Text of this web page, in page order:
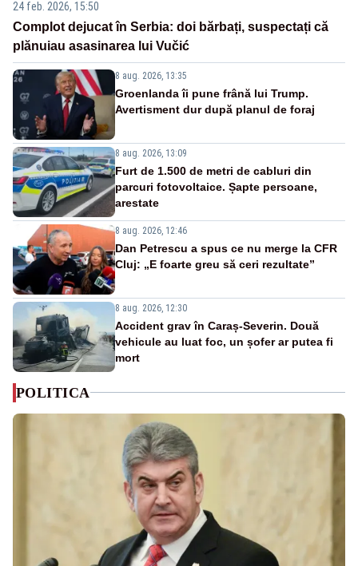
24 feb. 2026, 15:50
Complot dejucat în Serbia: doi bărbați, suspectați că
plănuiau asasinarea lui Vučić
8 aug. 2026, 13:35
Groenlanda îi pune frână lui Trump.
Avertisment dur după planul de foraj
8 aug. 2026, 13:09
Furt de 1.500 de metri de cabluri din
parcuri fotovoltaice. Șapte persoane,
arestate
8 aug. 2026, 12:46
Dan Petrescu a spus ce nu merge la CFR
Cluj: „E foarte greu să ceri rezultate”
8 aug. 2026, 12:30
Accident grav în Caraș-Severin. Două
vehicule au luat foc, un șofer ar putea fi
mort
POLITICA